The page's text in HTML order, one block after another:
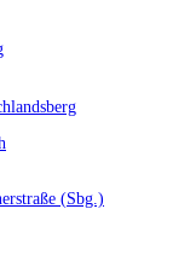
(Sbg.)